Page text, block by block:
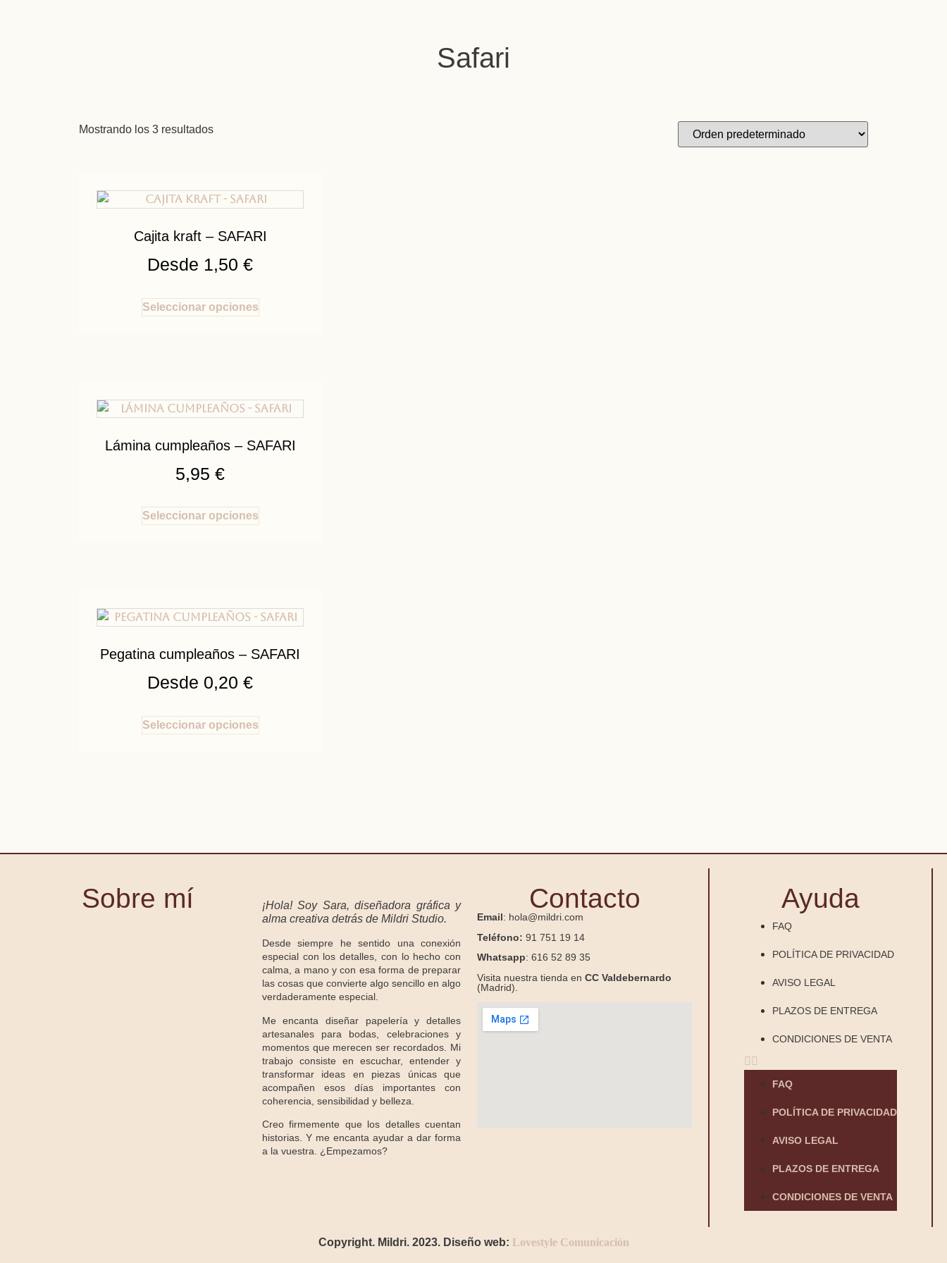
Safari
Mostrando los 3 resultados
Cajita kraft – SAFARI
Desde 1,50€
Seleccionar opciones
Lámina cumpleaños – SAFARI
5,95€
Seleccionar opciones
Pegatina cumpleaños – SAFARI
Desde 0,20€
Seleccionar opciones
Sobre mí
¡Hola! Soy Sara, diseñadora gráfica y
alma creativa detrás de Mildri Studio.
Desde siempre he sentido una conexión
especial con los detalles, con lo hecho con
calma, a mano y con esa forma de preparar
las cosas que convierte algo sencillo en algo
verdaderamente especial.
Me encanta diseñar papelería y detalles
artesanales para bodas, celebraciones y
momentos que merecen ser recordados. Mi
trabajo consiste en escuchar, entender y
transformar ideas en piezas únicas que
acompañen esos días importantes con
coherencia, sensibilidad y belleza.
Creo firmemente que los detalles cuentan
historias. Y me encanta ayudar a dar forma
a la vuestra. ¿Empezamos?
Contacto
Email: hola@mildri.com
Teléfono: 91 751 19 14
Whatsapp: 616 52 89 35
Visita nuestra tienda enCC Valdebernardo
(Madrid).
Ayuda
FAQ
POLÍTICA DE PRIVACIDAD
AVISO LEGAL
PLAZOS DE ENTREGA
CONDICIONES DE VENTA
FAQ
POLÍTICA DE PRIVACIDAD
AVISO LEGAL
PLAZOS DE ENTREGA
CONDICIONES DE VENTA
Copyright. Mildri. 2023. Diseño web: Lovestyle Comunicación